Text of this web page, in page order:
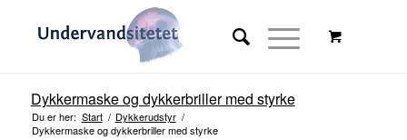
Dykkermaske og dykkerbriller med styrke
Du er her: Start / Dykkerudstyr /
Dykkermaske og dykkerbriller med styrke